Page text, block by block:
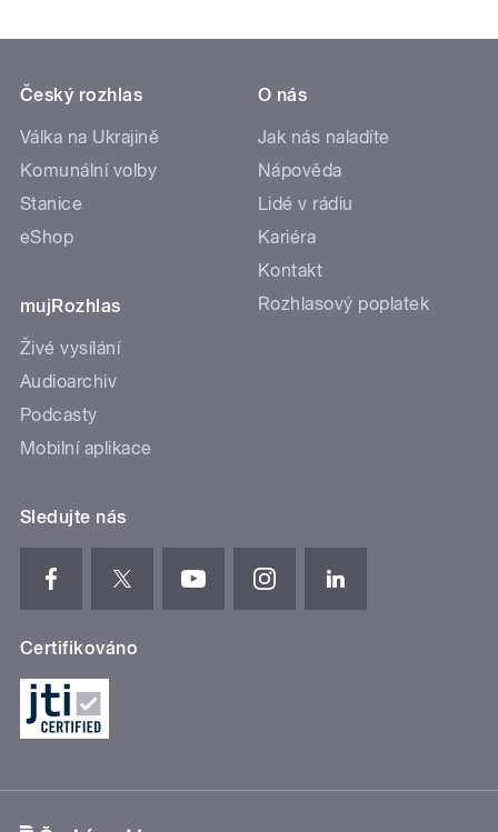
Český rozhlas
Válka na Ukrajině
Komunální volby
Stanice
eShop
mujRozhlas
Živé vysílání
Audioarchiv
Podcasty
Mobilní aplikace
O nás
Jak nás naladíte
Nápověda
Lidé v rádiu
Kariéra
Kontakt
Rozhlasový poplatek
Sledujte nás
Certifikováno